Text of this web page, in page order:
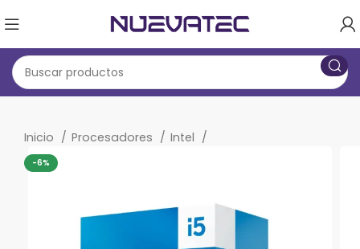
Inicio Procesadores Intel
-6%